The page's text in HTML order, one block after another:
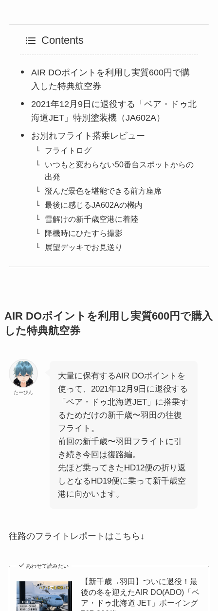
Contents
AIR DOポイントを利用し実質600円で購
入した特典航空券
2021年12月9日に退役する「ベア・ドゥ北
海道JET」特別塗装機（JA602A）
お別れフライト搭乗レビュー
フライトログ
いつもと変わらない50番台スポットからの
出発
澄んだ景色を堪能できる前方座席
最後に感じるJA602Aの機内
雪解けの新千歳空港に着陸
降機時にひたすら撮影
展望デッキでお見送り
AIR DOポイントを利用し実質600円で購入
した特典航空券
たーびん
大量に保有するAIR DOポイントを
使って、2021年12月9日に退役する
「ベア・ドゥ北海道JET」に搭乗す
るためだけの新千歳〜羽田の往復
フライト。
前回の新千歳〜羽田フライトに引
き続き今回は復路編。
先ほど乗ってきたHD12便の折り返
しとなるHD19便に乗って新千歳空
港に向かいます。
往路のフライトレポートはこちら↓
あわせて読みたい
【新千歳→羽田】ついに退役！最
後の冬を迎えたAIR DO(ADO)「ベ
ア・ドゥ北海道 JET」ボーイング